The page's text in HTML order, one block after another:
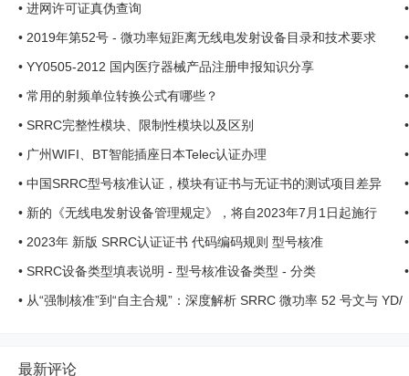
• 进网许可证真伪查询
• 2019年第52号 - 微功率短距离无线电发射设备目录和技术要求
• YY0505-2012 国内医疗器械产品注册申报知识分享
• 常用的射频单位转换公式有哪些？
• SRRC完整性模块、限制性模块以及区别
• 广州WIFI、BT智能插座日本Telec认证办理
• 中国SRRC型号核准认证，模块有证书与无证书的测试项目差异
• 新的《无线电发射设备管理规定》，将自2023年7月1日起施行
• 2023年 新版 SRRC认证证书 代码编码规则 型号核准
• SRRC设备类型填表说明 - 型号核准设备类型 - 分类
• 从“强制核准”到“自主合规”：深度解析 SRRC 微功率 52 号文与 YD/
最新评论